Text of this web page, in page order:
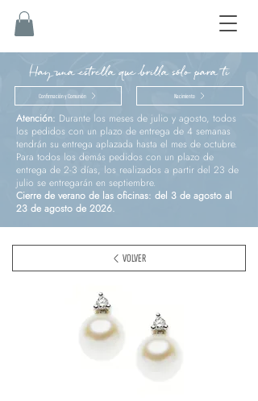
Hay una estrella que brilla sólo para ti
Confirmación y Comunión Nacimiento
Atención: Durante los meses de julio y agosto, todos
los pedidos con un plazo de entrega de 4 semanas
tendrán su entrega aplazada hasta el mes de octubre.
Para todos los demás pedidos con un plazo de
entrega de 2-3 días, los realizados a partir del 23 de
julio se entregarán en septiembre.
Cierre de verano de las oficinas: del 3 de agosto al
23 de agosto de 2026.
VOLVER